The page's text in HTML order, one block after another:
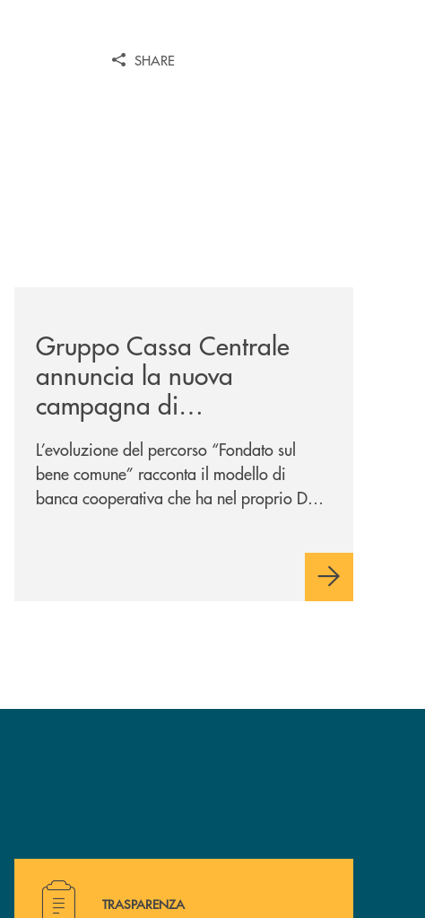
SHARE
Gruppo Cassa Centrale
annuncia la nuova
campagna di
comunicazione
nazionale: “Oggi si dice
ESG. Per noi è fare la cosa
L’evoluzione del percorso “Fondato sul
bene comune” racconta il modello di
banca cooperativa che ha nel proprio DNA
Hai bisogno di alcuni documenti ? Vai alla pagina
TRASPARENZA